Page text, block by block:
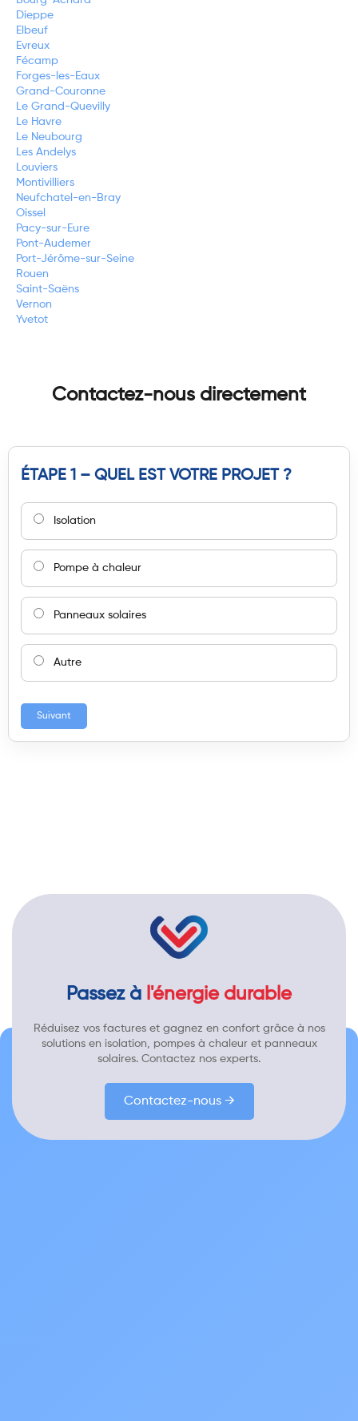
Dieppe
Elbeuf
Evreux
Fécamp
Forges-les-Eaux
Grand-Couronne
Le Grand-Quevilly
Le Havre
Le Neubourg
Les Andelys
Louviers
Montivilliers
Neufchatel-en-Bray
Oissel
Pacy-sur-Eure
Pont-Audemer
Port-Jérôme-sur-Seine
Rouen
Saint-Saëns
Vernon
Yvetot
Contactez-nous directement
ÉTAPE 1 – QUEL EST VOTRE PROJET ?
Isolation
Pompe à chaleur
Panneaux solaires
Autre
Suivant
Passez à l'énergie durable
Réduisez vos factures et gagnez en confort grâce à nos
solutions en isolation, pompes à chaleur et panneaux
solaires. Contactez nos experts.
Contactez-nous →